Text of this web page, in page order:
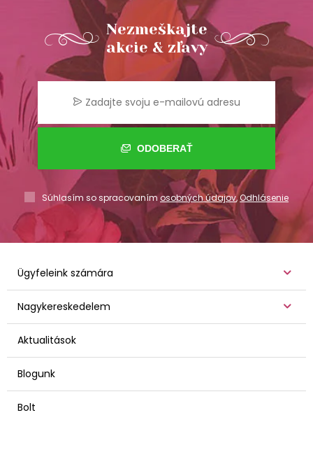
Nezmeškajte
akcie & zľavy
ODOBERAŤ
Súhlasím so spracovaním osobných údajov,Odhlásenie
Ügyfeleink számára
Nagykereskedelem
Aktualitások
Blogunk
Bolt